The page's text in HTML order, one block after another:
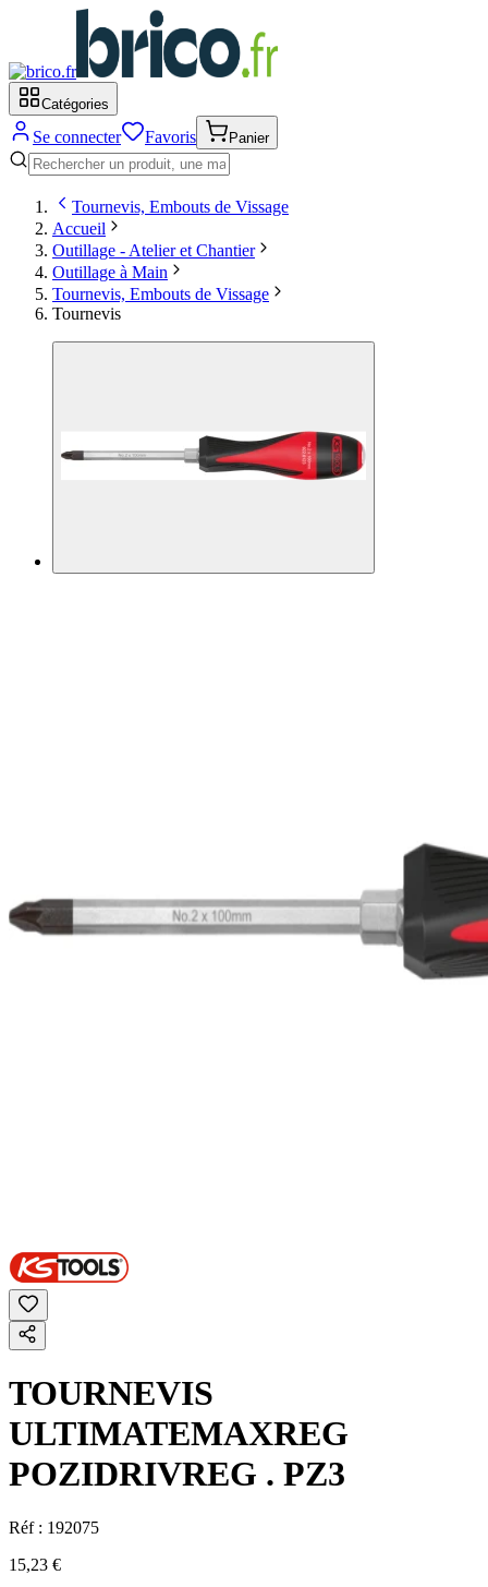
Catégories
Se connecter Favoris Panier
Tournevis, Embouts de Vissage
Accueil
Outillage - Atelier et Chantier
Outillage à Main
Tournevis, Embouts de Vissage
Tournevis
TOURNEVIS
ULTIMATEMAXREG
POZIDRIVREG . PZ3
Réf : 192075
15,23 €